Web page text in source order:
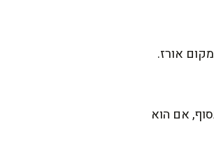
אורז.
אם הוא